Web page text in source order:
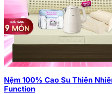
Nệm 100% Cao Su Thiên
Function